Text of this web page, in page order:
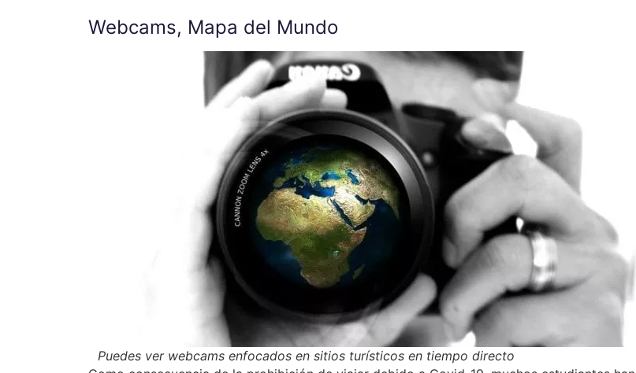
Webcams, Mapa del Mundo
Puedes ver webcams enfocados en sitios turísticos en tiempo directo